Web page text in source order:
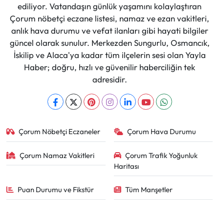
ediliyor. Vatandaşın günlük yaşamını kolaylaştıran
Çorum nöbetçi eczane listesi, namaz ve ezan vakitleri,
anlık hava durumu ve vefat ilanları gibi hayati bilgiler
güncel olarak sunulur. Merkezden Sungurlu, Osmancık,
İskilip ve Alaca'ya kadar tüm ilçelerin sesi olan Yayla
Haber; doğru, hızlı ve güvenilir haberciliğin tek
adresidir.
Çorum Nöbetçi Eczaneler Çorum Hava Durumu
Çorum Namaz Vakitleri
Çorum Trafik Yoğunluk
Haritası
Puan Durumu ve Fikstür Tüm Manşetler